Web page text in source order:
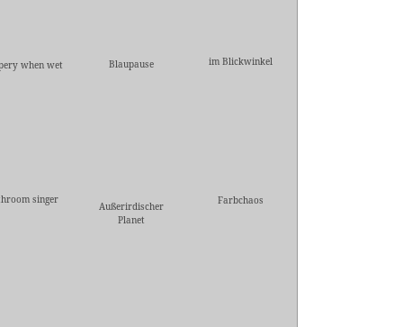
when wet Blaupause im Blickwinkel
singer
Außerirdischer
Planet
Farbchaos